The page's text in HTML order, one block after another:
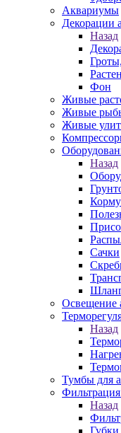
Аквариумы
Декорации
Назад
Фон
Живые
Живые
Живые
Назад
Сачки
Освещение
Назад
Тумбы для
Назад
Губки